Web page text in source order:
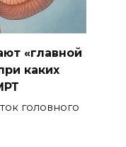
«главной
каких
головного